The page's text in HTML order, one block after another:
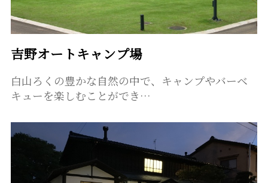
吉野オートキャンプ場
白山ろくの豊かな自然の中で、キャンプやバーベ
キューを楽しむことができ…